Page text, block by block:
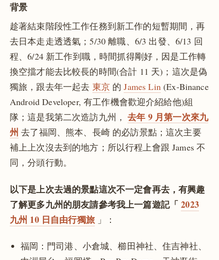
背景
趁著結束階段性工作任務到新工作的短暫期間，再
去日本走走透透氣；5/30 離職、6/3 出發、6/13 回
程、6/24 新工作到職，時間抓得剛好，因是工作轉
換空擋才能去比較長的時間(合計 11 天)；這次是偽
獨旅，跟去年一起去 東京的James Lin(Ex-Binance
Android Developer, 有工作機會歡迎介紹給他)組
隊；這是我第二次造訪九州，去年 9 月第一次來九
州 去了福岡、熊本、長崎 的必訪景點；這次主要
補上上次沒去到的地方；所以行程上會跟 James 不
同，分頭行動。
以下是上次去過的景點這次不一定會再去，有興趣
了解更多九州的朋友請參考我上一篇遊記「2023
九州 10 日自由行獨旅」：
福岡：門司港、小倉城、櫛田神社、住吉神社、